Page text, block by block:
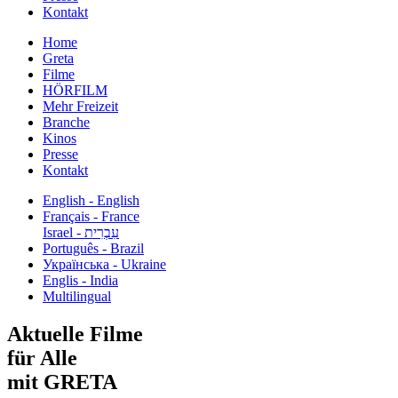
Kontakt
Home
Greta
Filme
HÖRFILM
Mehr Freizeit
Branche
Kinos
Presse
Kontakt
English - English
Français - France
עִבְרִית - Israel
Português - Brazil
Українська - Ukraine
Englis - India
Multilingual
Aktuelle Filme
für Alle
mit GRETA